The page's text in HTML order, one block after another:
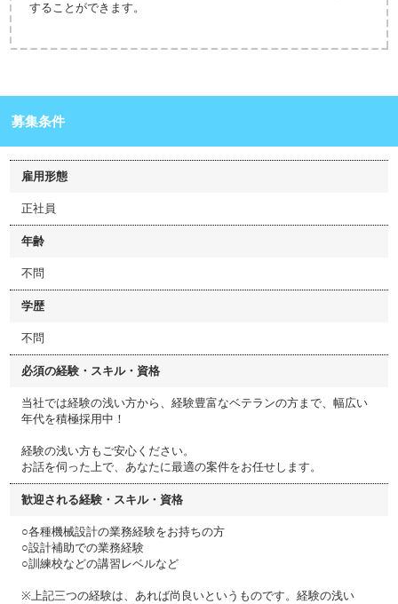
することができます。
募集条件
雇用形態
正社員
年齢
不問
学歴
不問
必須の経験・スキル・資格
当社では経験の浅い方から、経験豊富なベテランの方まで、幅広い
年代を積極採用中！
経験の浅い方もご安心ください。
お話を伺った上で、あなたに最適の案件をお任せします。
歓迎される経験・スキル・資格
○各種機械設計の業務経験をお持ちの方
○設計補助での業務経験
○訓練校などの講習レベルなど
※上記三つの経験は、あれば尚良いというものです。経験の浅い